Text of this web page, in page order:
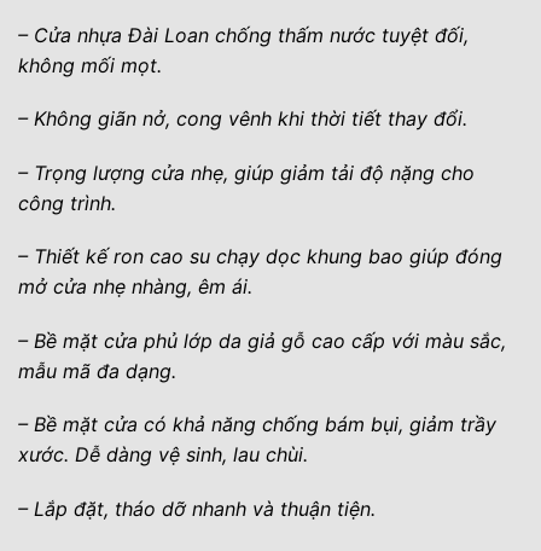
– Cửa nhựa Đài Loan chống thấm nước tuyệt đối,
không mối mọt.
– Không giãn nở, cong vênh khi thời tiết thay đổi.
– Trọng lượng cửa nhẹ, giúp giảm tải độ nặng cho
công trình.
– Thiết kế ron cao su chạy dọc khung bao giúp đóng
mở cửa nhẹ nhàng, êm ái.
– Bề mặt cửa phủ lớp da giả gỗ cao cấp với màu sắc,
mẫu mã đa dạng.
– Bề mặt cửa có khả năng chống bám bụi, giảm trầy
xước. Dễ dàng vệ sinh, lau chùi.
– Lắp đặt, tháo dỡ nhanh và thuận tiện.